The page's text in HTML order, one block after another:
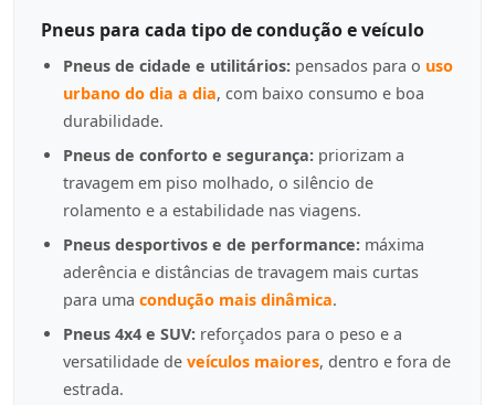
Pneus para cada tipo de condução e veículo
Pneus de cidade e utilitários: pensados para o uso
urbano do dia a dia, com baixo consumo e boa
durabilidade.
Pneus de conforto e segurança: priorizam a
travagem em piso molhado, o silêncio de
rolamento e a estabilidade nas viagens.
Pneus desportivos e de performance: máxima
aderência e distâncias de travagem mais curtas
para uma condução mais dinâmica.
Pneus 4x4 e SUV: reforçados para o peso e a
versatilidade de veículos maiores, dentro e fora de
estrada.